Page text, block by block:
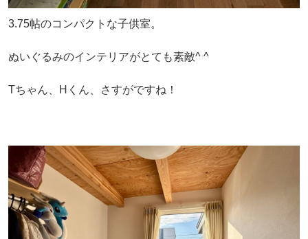
3.75帖のコンパクトな子供室。
ぬいぐるみのインテリアがとても素敵^ ^
Tちゃん、Hくん、さすがですね！